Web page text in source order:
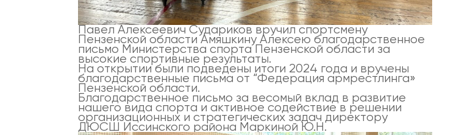
Павел Алексеевич Судариков вручил спортсмену
Пензенской области Амяшкину Алексею благодарственное
письмо Министерства спорта Пензенской области за
высокие спортивные результаты.
На открытии были подведены итоги 2024 года и вручены
благодарственные письма от “Федерация армрестлинга»
Пензенской области.
Благодарственное письмо за весомый вклад в развитие
нашего вида спорта и активное содействие в решении
организационных и стратегических задач директору
ДЮСШ Иссинского района Маркиной Ю.Н.